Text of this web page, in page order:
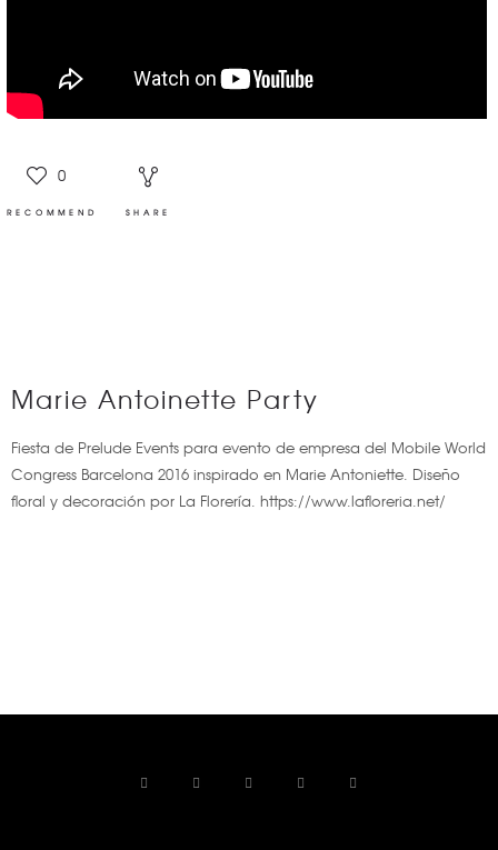
0
RECOMMEND SHARE
Marie Antoinette Party
Fiesta de Prelude Events para evento de empresa del Mobile World
Congress Barcelona 2016 inspirado en Marie Antoniette. Diseño
floral y decoración por La Florería. https://www.lafloreria.net/